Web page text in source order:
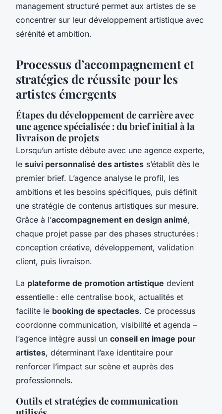
management structuré permet aux artistes de se
concentrer sur leur développement artistique avec
sérénité et ambition.
Processus d’accompagnement et
stratégies de réussite pour les
artistes émergents
Étapes du développement de carrière avec
une agence spécialisée : du brief initial à la
livraison de projets
Lorsqu’un artiste débute avec une agence experte,
le suivi personnalisé des artistes s’établit dès le
premier brief. L’agence analyse le profil, les
ambitions et les besoins spécifiques, puis définit
une stratégie de contenus artistiques sur mesure.
Grâce à l’accompagnement en design animé,
chaque projet passe par des phases structurées :
conception créative, développement, validation
client, puis livraison.
La plateforme de promotion artistique devient
essentielle : elle centralise book, actualités et
facilite le booking de spectacles. Ce processus
coordonne communication, visibilité et agenda –
l’agence intègre aussi un conseil en image pour
artistes, déterminant l’axe identitaire pour
renforcer l’impact sur scène et auprès des
professionnels.
Outils et stratégies de communication